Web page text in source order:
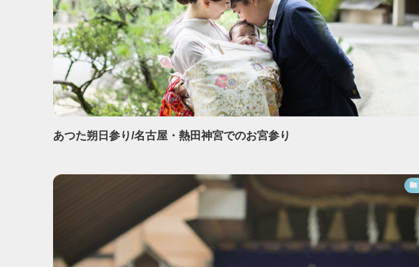
あつた朔日参り/名古屋・熱田神宮でのお宮参り